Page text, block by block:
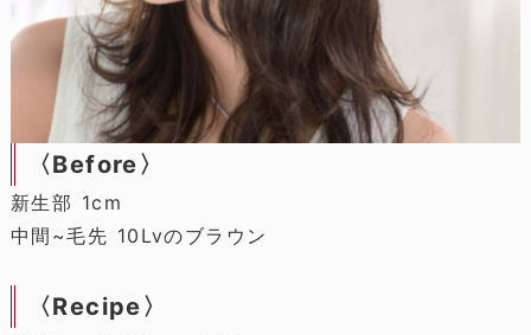
〈Before〉
新生部 1cm
中間~毛先 10Lvのブラウン
〈Recipe〉